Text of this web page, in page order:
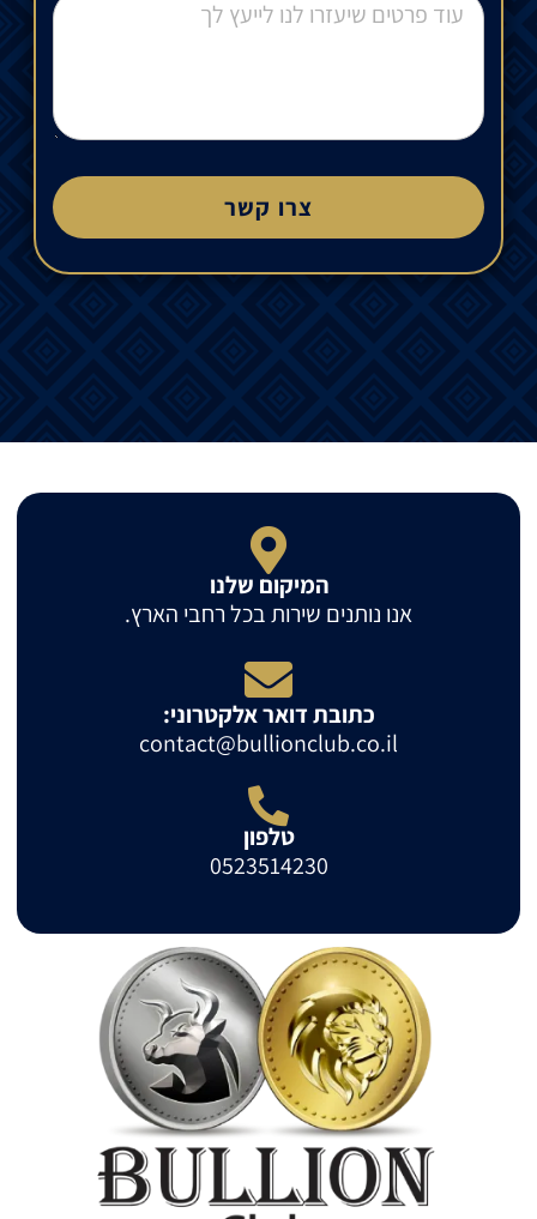
צרו קשר
המיקום שלנו
אנו נותנים שירות בכל רחבי הארץ.
כתובת דואר אלקטרוני:
contact@bullionclub.co.il
טלפון
0523514230